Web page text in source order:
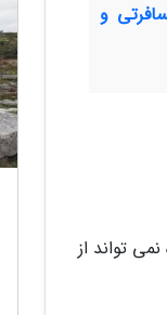
و
تواند از